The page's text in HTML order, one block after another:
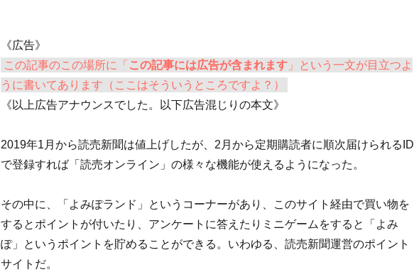
《広告》
この記事のこの場所に「 この記事には広告が含まれます」という一文が目立つよ
うに書いてあります（ここはそういうところですよ？）
《以上広告アナウンスでした。以下広告混じりの本文》
2019年1月から読売新聞は値上げしたが、2月から定期購読者に順次届けられるID
で登録すれば「読売オンライン」の様々な機能が使えるようになった。
その中に、「よみぽランド」というコーナーがあり、このサイト経由で買い物を
するとポイントが付いたり、アンケートに答えたりミニゲームをすると「よみ
ぽ」というポイントを貯めることができる。いわゆる、読売新聞運営のポイント
サイトだ。